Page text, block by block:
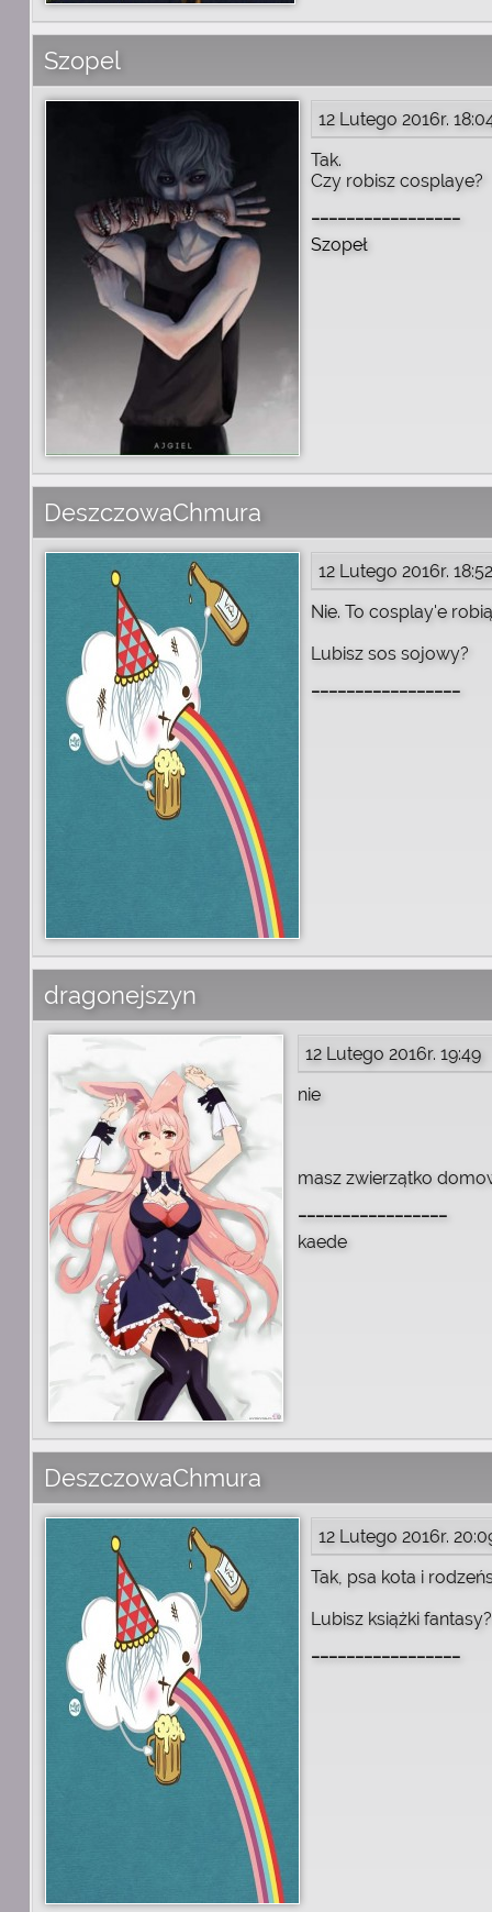
Szopel
12 Lutego 2016r.
Tak.
Czy robisz cosplaye?
_________________
Szopeł
DeszczowaChmura
12 Lutego 2016r. 18:52
Nie. To cosplay'e
Lubisz sos sojowy?
_________________
dragonejszyn
12 Lutego 2016r. 19:49
nie
masz zwierzątko
_________________
kaede
DeszczowaChmura
12 Lutego 2016r.
Tak, psa kota i
Lubisz książki fantasy?
_________________